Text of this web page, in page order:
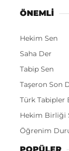
ÖNEMLI
Hekim Sen
Saha Der
Tabip Sen
Taşeron Son
Türk Tabipler
Hekim Birliği
Öğrenim